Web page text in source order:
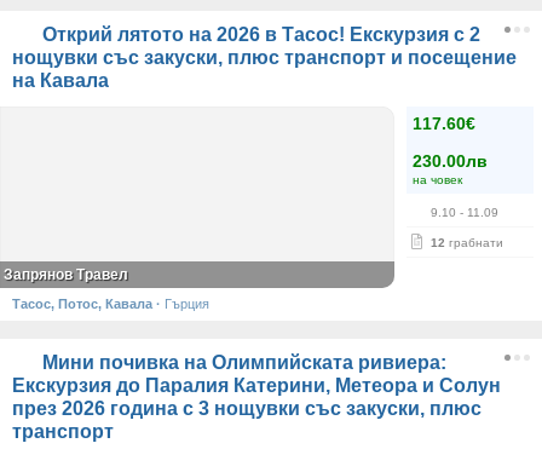
Открий лятото на 2026 в Тасос! Екскурзия с 2
нощувки със закуски, плюс транспорт и посещение
на Кавала
117.60€
230.00лв
на човек
9.10 - 11.09
12 грабнати
Запрянов Травел
Тасос, Потос, Кавала · Гърция
Мини почивка на Олимпийската ривиера:
Екскурзия до Паралия Катерини, Метеора и Солун
през 2026 година с 3 нощувки със закуски, плюс
транспорт